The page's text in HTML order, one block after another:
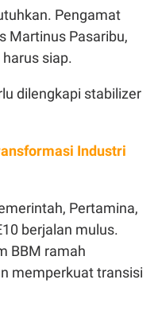
Pengamat
Martinus Pasaribu,
siap.
dilengkapi stabilizer
Industri
Pertamina,
berjalan mulus.
BBM ramah
memperkuat transisi